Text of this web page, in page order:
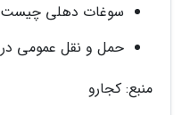
سوغات دهلی
حمل و نقل عمومی در
منبع: کجارو